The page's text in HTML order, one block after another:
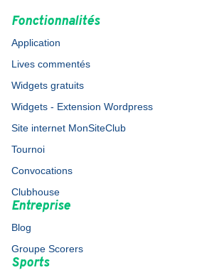
Fonctionnalités
Application
Lives commentés
Widgets gratuits
Widgets - Extension Wordpress
Site internet MonSiteClub
Tournoi
Convocations
Clubhouse
Entreprise
Blog
Groupe Scorers
Sports